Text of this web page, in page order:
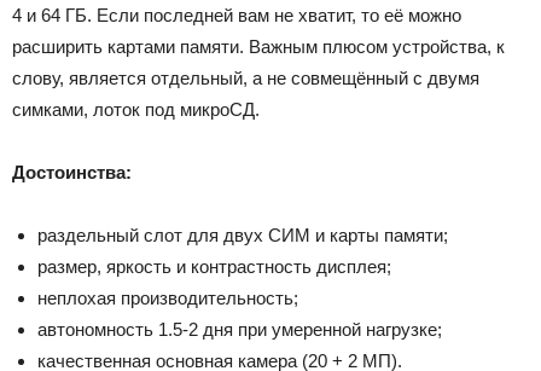
4 и 64 ГБ. Если последней вам не хватит, то её можно
расширить картами памяти. Важным плюсом устройства, к
слову, является отдельный, а не совмещённый с двумя
симками, лоток под микроСД.
Достоинства:
раздельный слот для двух СИМ и карты памяти;
размер, яркость и контрастность дисплея;
неплохая производительность;
автономность 1.5-2 дня при умеренной нагрузке;
качественная основная камера (20 + 2 МП).